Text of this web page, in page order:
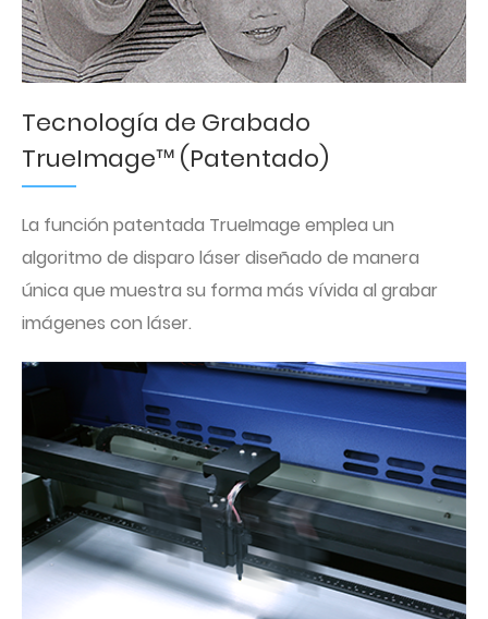
Tecnología de Grabado
TrueImage™ (Patentado)
La función patentada TrueImage emplea un
algoritmo de disparo láser diseñado de manera
única que muestra su forma más vívida al grabar
imágenes con láser.